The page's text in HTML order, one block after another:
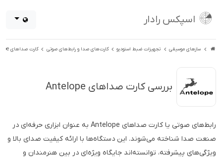
اسپکس رادار
سازهای موسیقی تجهیزات ضبط استودیو کارت‌های صدا و رابط‌های صوتی کارت صداهای Antelope
بررسی کارت صداهای Antelope
رابط‌های صوتی یا کارت صداهای Antelope به عنوان ابزاری حرفه‌ای در
صنعت صدا شناخته می‌شوند. این دستگاه‌ها با ارائه کیفیت صدای بالا و
ویژگی‌های پیشرفته، توانسته‌اند جایگاه ویژه‌ای در بین هنرمندان و